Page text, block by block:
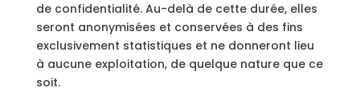
de confidentialité. Au-delà de cette durée, elles
seront anonymisées et conservées à des fins
exclusivement statistiques et ne donneront lieu
à aucune exploitation, de quelque nature que ce
soit.